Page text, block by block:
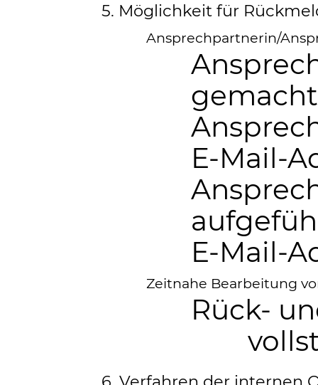
5. Möglichkeit für
Ansprechpartnerin/
E-Mail-
E-Mail-
Zeitnahe Bearbeitung
Rück-